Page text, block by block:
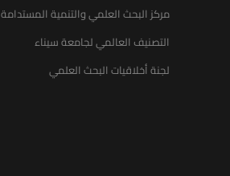
مركز البحث العلمي والتنمية المستدامة
التصنيف العالمي لجامعة سيناء
لجنة أخلاقيات البحث العلمي